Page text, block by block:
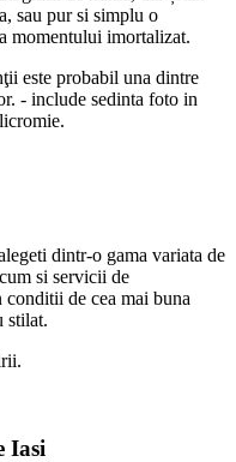
sau pur si simplu o
momentului imortalizat.
este probabil una dintre
- include sedinta foto in
dintr-o gama variata de
si servicii de
de cea mai buna
stilat.
Iasi